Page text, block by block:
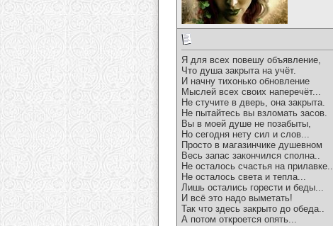
Я для всех повешу объявление,
Что душа закрыта на учёт.
И начну тихонько обновление
Мыслей всех своих наперечёт...
Не стучите в дверь, она закрыта.
Не пытайтесь вы взломать засов.
Вы в моей душе не позабыты,
Но сегодня нету сил и слов...
Просто в магазинчике душевном
Весь запас закончился сполна..
Не осталось счастья на прилавке..
Не осталось света и тепла...
Лишь остались горести и беды...
И всё это надо выметать!
Так что здесь закрыто до обеда..
А потом откроется опять...